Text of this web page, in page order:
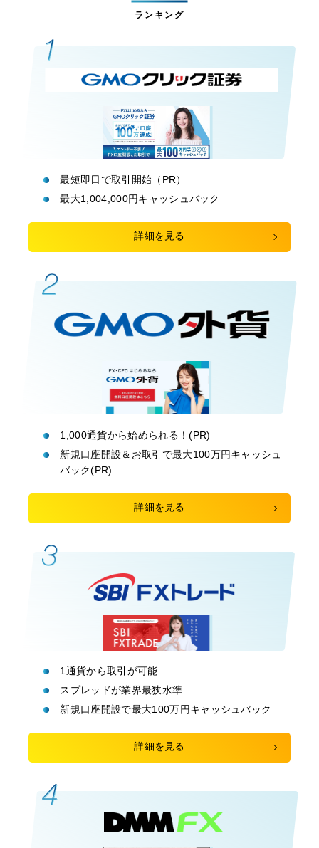
ランキング
最短即日で取引開始（PR）
最大1,004,000円キャッシュバック
詳細を見る
1,000通貨から始められる！(PR)
新規口座開設＆お取引で最大100万円キャッシュ
バック(PR)
詳細を見る
1通貨から取引が可能
スプレッドが業界最狭水準
新規口座開設で最大100万円キャッシュバック
詳細を見る